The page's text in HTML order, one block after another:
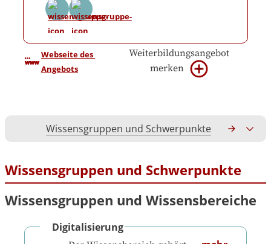
Webseite des
Angebots
Weiterbildungsangebot
merken
Wissensgruppen und Schwerpunkte
Wissensgruppen und Schwerpunkte
Wissensgruppen und Wissensbereiche
Digitalisierung